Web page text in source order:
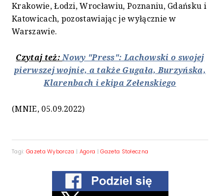
Krakowie, Łodzi, Wrocławiu, Poznaniu, Gdańsku i
Katowicach, pozostawiając je wyłącznie w
Warszawie.
Czytaj też:Nowy "Press": Lachowski o swojej
pierwszej wojnie, a także Gugała, Burzyńska,
Klarenbach i ekipa Zełenskiego
(MNIE, 05.09.2022)
Tagi: Gazeta Wyborcza | Agora |Gazeta Stołeczna